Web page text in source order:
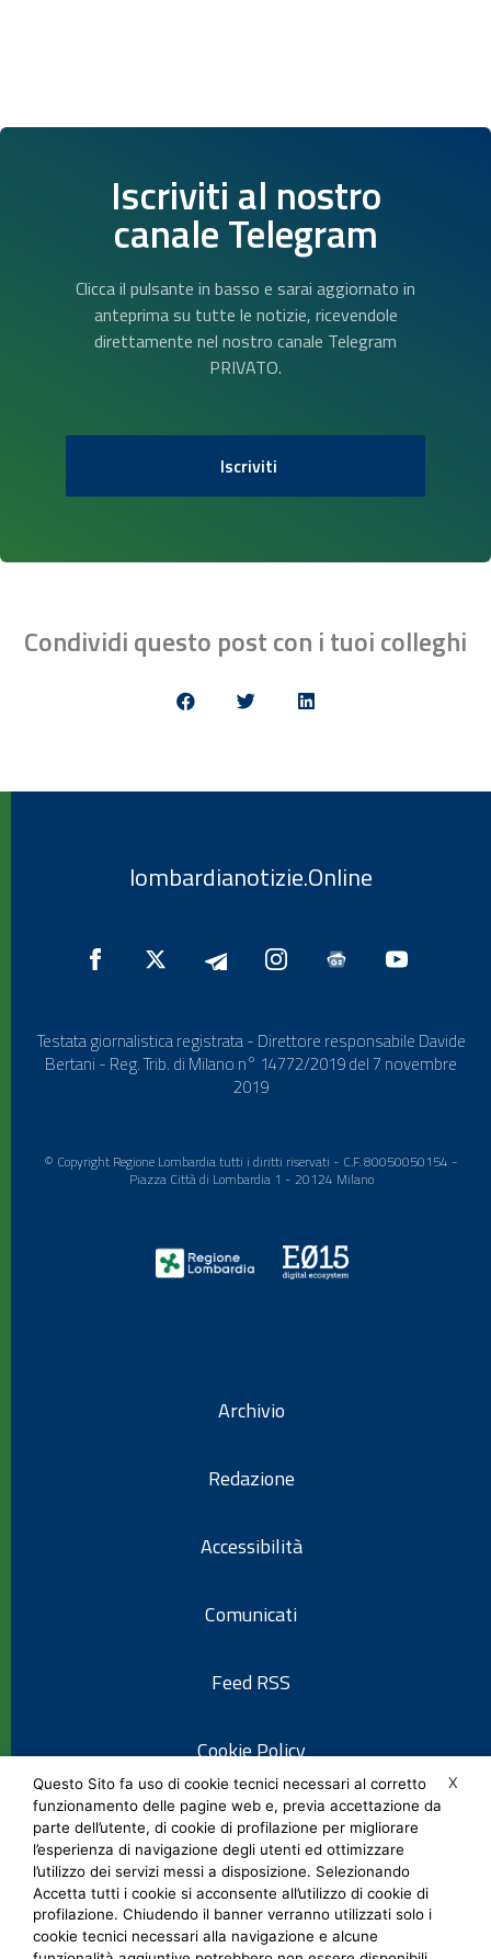
Iscriviti al nostro
canale Telegram
Clicca il pulsante in basso e sarai aggiornato in
anteprima su tutte le notizie, ricevendole
direttamente nel nostro canale Telegram
PRIVATO.
Iscriviti
Condividi questo post con i tuoi colleghi
lombardianotizie.Online
Testata giornalistica registrata - Direttore responsabile Davide
Bertani - Reg. Trib. di Milano n° 14772/2019 del 7 novembre
2019
© Copyright Regione Lombardia tutti i diritti riservati - C.F. 80050050154 -
Piazza Città di Lombardia 1 - 20124 Milano
Archivio
Redazione
Accessibilità
Comunicati
Feed RSS
Cookie Policy
Informativa privacy
Note legali
X
Questo Sito fa uso di cookie tecnici necessari al corretto
funzionamento delle pagine web e, previa accettazione da
parte dell’utente, di cookie di profilazione per migliorare
l’esperienza di navigazione degli utenti ed ottimizzare
l’utilizzo dei servizi messi a disposizione. Selezionando
Accetta tutti i cookie si acconsente all’utilizzo di cookie di
profilazione. Chiudendo il banner verranno utilizzati solo i
cookie tecnici necessari alla navigazione e alcune